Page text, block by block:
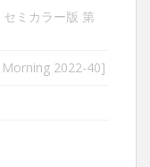
ミカラー版 第
2022-40]